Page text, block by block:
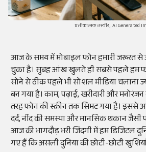
प्रतीकात्मक तस्वीर, AI Generated
आज के समय में मोबाइल फोन हमारी जरूरत से
चुका है। सुबह आंख खुलते ही सबसे पहले हम
सोने से ठीक पहले भी सोशल मीडिया चलाना
बन गया है। काम, पढ़ाई, खरीदारी और
तरह फोन की स्क्रीन तक सिमट गया है। इससे
दर्द, नींद की समस्या और मानसिक थकान जैसी
आज की भागदौड़ भरी जिंदगी में हम डिजिटल
गए हैं कि असली दुनिया की छोटी-छोटी